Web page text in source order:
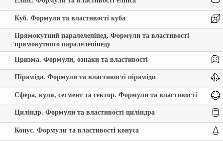
Куб. Формули та властивості куба
Прямокутний паралелепіпед. Формули та властивості
прямокутного паралелепіпеду
Призма. Формули, ознаки та властивості
Піраміда. Формули та властивості піраміди
Сфера, куля, сегмент та сектор. Формули та властивості
Циліндр. Формули та властивості циліндра
Конус. Формули та властивості конуса